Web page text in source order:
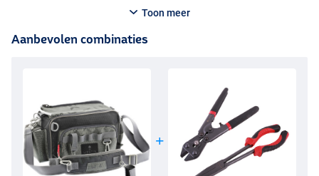
Toon meer
Aanbevolen combinaties